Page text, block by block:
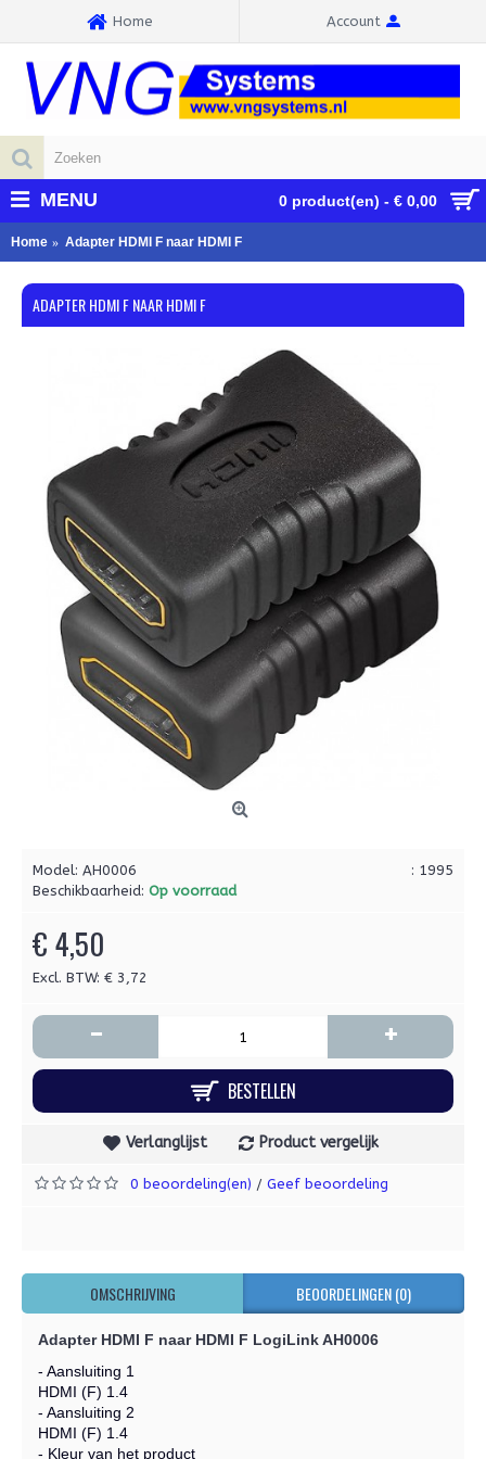
Home Account
0 product(en) - € 0,00
MENU
Home Adapter HDMI F naar HDMI F
ADAPTER HDMI F NAAR HDMI F
: 1995
Model: AH0006
Beschikbaarheid: Op voorraad
€ 4,50
Excl. BTW: € 3,72
- +
BESTELLEN
Verlanglijst Product vergelijk
0 beoordeling(en) / Geef beoordeling
OMSCHRIJVING BEOORDELINGEN (0)
Adapter HDMI F naar HDMI F LogiLink AH0006
- Aansluiting 1
HDMI (F) 1.4
- Aansluiting 2
HDMI (F) 1.4
- Kleur van het product